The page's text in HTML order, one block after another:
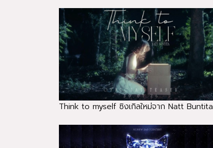
Think to myself ซิงเกิลใหม่จาก Natt Buntita